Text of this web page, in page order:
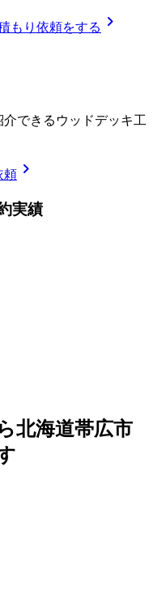
もり依頼をする chevron_right
できる ウッドデッキ工
頼 chevron_right
実績
北海道帯広市